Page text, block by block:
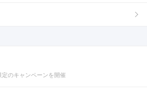
のキャンペーンを開催